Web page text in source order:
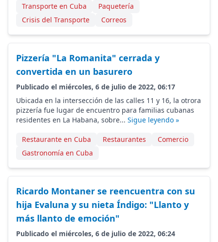
Transporte en Cuba
Paquetería
Crisis del Transporte
Correos
Pizzería "La Romanita" cerrada y
convertida en un basurero
Publicado el miércoles, 6 de julio de 2022, 06:17
Ubicada en la intersección de las calles 11 y 16, la otrora
pizzería fue lugar de encuentro para familias cubanas
residentes en La Habana, sobre... Sigue leyendo »
Restaurante en Cuba Restaurantes
Comercio
Gastronomía en Cuba
Ricardo Montaner se reencuentra con su
hija Evaluna y su nieta Índigo: "Llanto y
más llanto de emoción"
Publicado el miércoles, 6 de julio de 2022, 06:24